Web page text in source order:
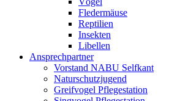
Fledermäuse
Reptilien
Insekten
Libellen
Ansprechpartner
Vorstand NABU Selfkant
Naturschutzjugend
Greifvogel Pflegestation